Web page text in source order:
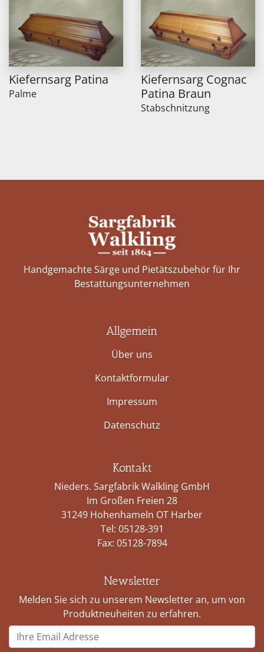
Kiefernsarg Patina
Palme
Kiefernsarg Cognac
Patina Braun
Stabschnitzung
Handgemachte Särge und Pietätszubehör für Ihr
Bestattungs­unternehmen
Allgemein
Über uns
Kontaktformular
Impressum
Datenschutz
Kontakt
Nieders. Sargfabrik Walkling GmbH
Im Großen Freien 28
31249 Hohenhameln OT Harber
Tel: 05128-391
Fax: 05128-7894
Newsletter
Melden Sie sich zu unserem Newsletter an, um von
Produktneuheiten zu erfahren.